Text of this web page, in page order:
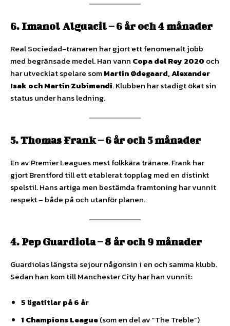
6. Imanol Alguacil – 6 år och 4 månader
Real Sociedad-tränaren har gjort ett fenomenalt jobb
med begränsade medel. Han vann Copa del Rey 2020 och
har utvecklat spelare somMartin Ødegaard, Alexander
Isak och Martin Zubimendi. Klubben har stadigt ökat sin
status under hans ledning.
5. Thomas Frank – 6 år och 5 månader
En av Premier Leagues mest folkkära tränare. Frank har
gjort Brentford till ett etablerat topplag med en distinkt
spelstil. Hans artiga men bestämda framtoning har vunnit
respekt – både på och utanför planen.
4. Pep Guardiola – 8 år och 9 månader
Guardiolas längsta sejour någonsin i en och samma klubb.
Sedan han kom till Manchester City har han vunnit:
5 ligatitlar på 6 år
1 Champions League(som en del av ”The Treble”)